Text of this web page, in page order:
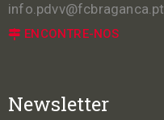
info.pdvv@fcbraganca.pt
ENCONTRE-NOS
Newsletter